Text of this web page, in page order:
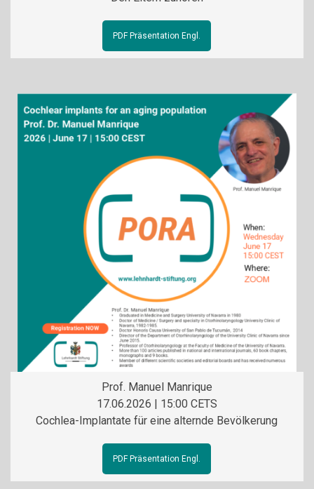
PDF Präsentation Engl.
Prof. Manuel Manrique
17.06.2026 | 15:00 CETS
Cochlea-Implantate für eine alternde Bevölkerung
PDF Präsentation Engl.